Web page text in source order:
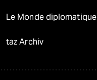
Le Monde diplomatique
taz Archiv